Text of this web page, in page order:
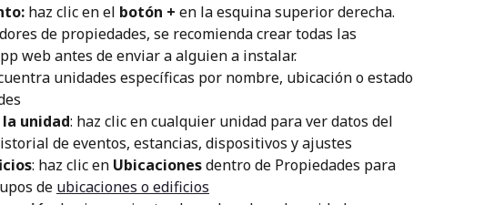
haz clic en el botón + en la esquina superior derecha.
de propiedades, se recomienda crear todas las
web antes de enviar a alguien a instalar.
unidades específicas por nombre, ubicación o estado
unidad: haz clic en cualquier unidad para ver datos del
de eventos, estancias, dispositivos y ajustes
: haz clic en Ubicaciones dentro de Propiedades para
de ubicaciones o edificios